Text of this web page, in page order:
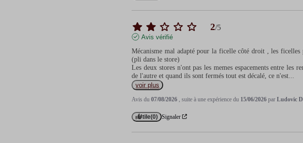
2/5
Avis vérifié
Mécanisme mal adapté pour la ficelle côté droit , les ficelles
(pli dans le store)
Les deux stores n'ont pas les memes espacements entre les
de l'autre et quand ils sont fermés tout est décalé, ce n'est
voir plus
Avis du07/08/2026 , suite à une expérience du 15/06/2026 parLudovic
Utile(0) Signaler